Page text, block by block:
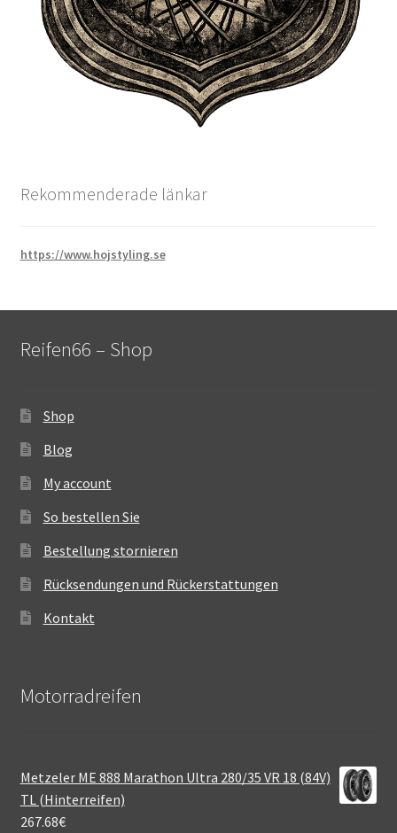
Rekommenderade länkar
https://www.hojstyling.se
Reifen66 – Shop
Shop
Blog
My account
So bestellen Sie
Bestellung stornieren
Rücksendungen und Rückerstattungen
Kontakt
Motorradreifen
Metzeler ME 888 Marathon Ultra 280/35 VR 18 (84V)
TL (Hinterreifen)
267.68€